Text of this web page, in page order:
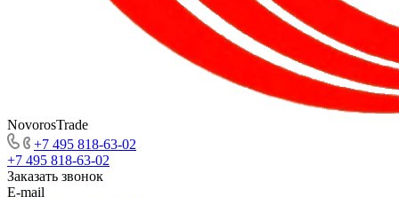
NovorosTrade
+7 495 818-63-02
+7 495 818-63-02
Заказать звонок
E-mail